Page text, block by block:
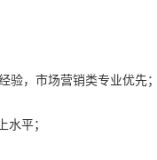
验，市场营销类专业优先
平；